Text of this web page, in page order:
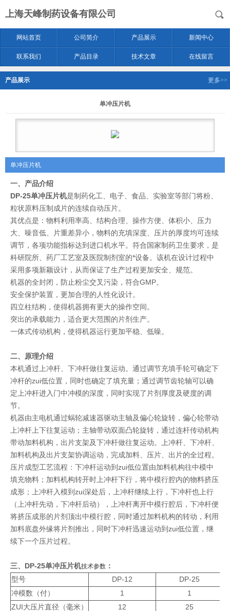
上海天峰制药设备有限公司
网站首页 公司简介 产品展示 新闻中心
联系我们 产品目录 技术文章 在线留言
产品展示 更多>>
单冲压片机
单冲压片机
一、产品介绍
DP-25单冲压片机是制药化工、电子、食品、实验室等部门将粉、
粒状原料压制成片的连续自动压片。
其优点是：物料利用率高、结构合理、操作方便、体积小、压力
大、噪音低、片重差异小，物料的充填深度、压片的厚度均可连续
调节，各项功能指标达到进口机水平。符合国家制药卫生要求，是
科研院所、药厂工艺室及医院制剂室的*设备。该机在设计过程中
采用多项新颖设计，从而保证了生产过程更加安全、规范。
机器的全封闭，防止粉尘交叉污染，符合GMP。
安全保护装置，更加合理的人性化设计。
四立柱结构，使得机器拥有更大的操作空间。
突出的承载能力，适合更大范围的片剂生产。
一体式传动机构，使得机器运行更加平稳、低噪。
二、原理介绍
本机通过上冲杆、下冲杆做往复运动。通过调节充填手轮可确定下
冲杆的zui低位置，同时也确定了填充量；通过调节齿轮轴可以确
定上冲杆进入门中冲模的深度，同时实现了片剂厚度及硬度的调
节。
机器由主电机通过蜗轮减速器驱动主轴及偏心轮旋转，偏心轮带动
上冲杆上下往复运动；主轴带动双面凸轮旋转，通过连杆传动机构
带动加料机构，出片支架及下冲杆做往复运动。上冲杆、下冲杆、
加料机构及出片支架协调运动，完成加料、压片、出片的全过程。
压片成型工艺流程：下冲杆运动到zui低位置由加料机构往中模中
填充物料；加料机构转开时上冲杆下行，将中模行腔内的物料挤压
成形；上冲杆入模到zui深处后，上冲杆继续上行，下冲杆也上行
（上冲杆先动，下冲杆后动），上冲杆离开中模行腔后，下冲杆便
将挤压成形的片剂顶出中模行腔，同时通过加料机构的转动，利用
加料底盘外缘将片剂推出，同时下冲杆迅速运动到zui低位置，继
续下一个压片过程。
三、DP-25单冲压片机技术参数 ：
型号
DP-12
DP-25
冲模数（付）
1
1
ZUI大压片直径（毫米）
12
25